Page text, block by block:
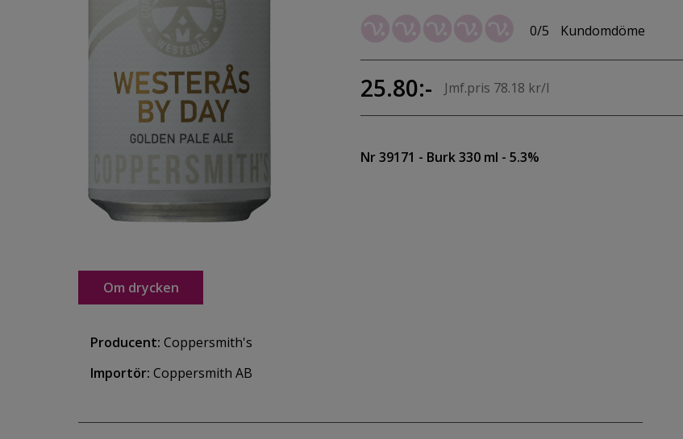
0/5 Kundomdöme
25.80:- Jmf.pris 78.18 kr/l
Nr 39171 - Burk 330 ml - 5.3%
Om drycken
Producent: Coppersmith's
Importör: Coppersmith AB